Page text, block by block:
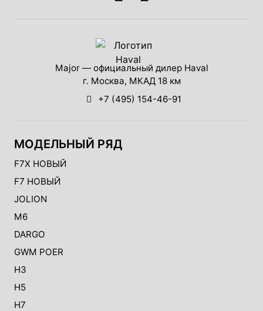
Major — официальный дилер Haval
г. Москва, МКАД 18 км
+7 (495) 154-46-91
МОДЕЛЬНЫЙ РЯД
F7X НОВЫЙ
F7 НОВЫЙ
JOLION
M6
DARGO
GWM POER
H3
H5
H7